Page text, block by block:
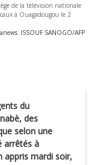
de la télévision nationale
à Ouagadougou le 2
ISSOUF SANOGO/AFP
du
des
selon une
arrêtés à
appris mardi soir,